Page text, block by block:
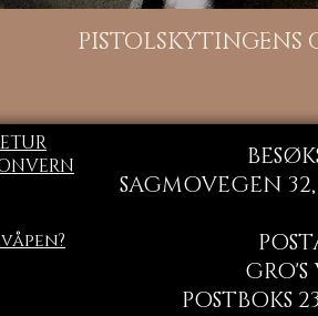
SAGMOVEGEN
GRO'S
POSTBOKS